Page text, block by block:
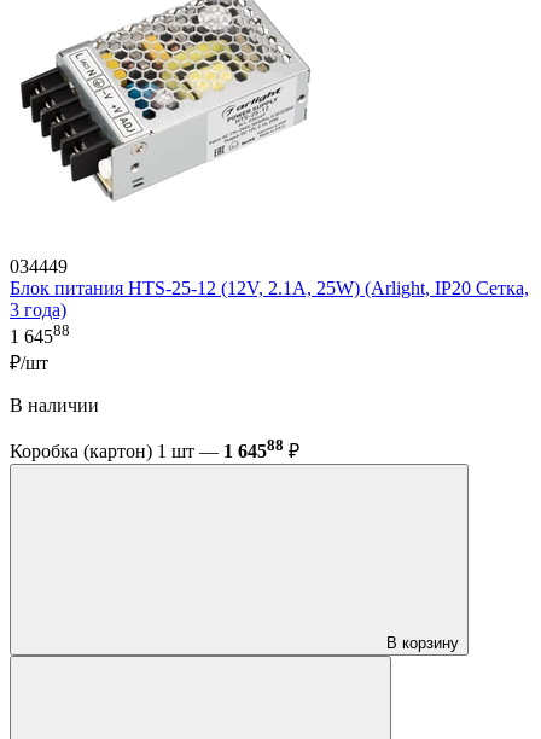
034449
Блок питания HTS-25-12 (12V, 2.1A, 25W) (Arlight, IP20 Сетка,
3 года)
1 64588
₽/шт
В наличии
Коробка (картон) 1 шт — 1 64588 ₽
В корзину